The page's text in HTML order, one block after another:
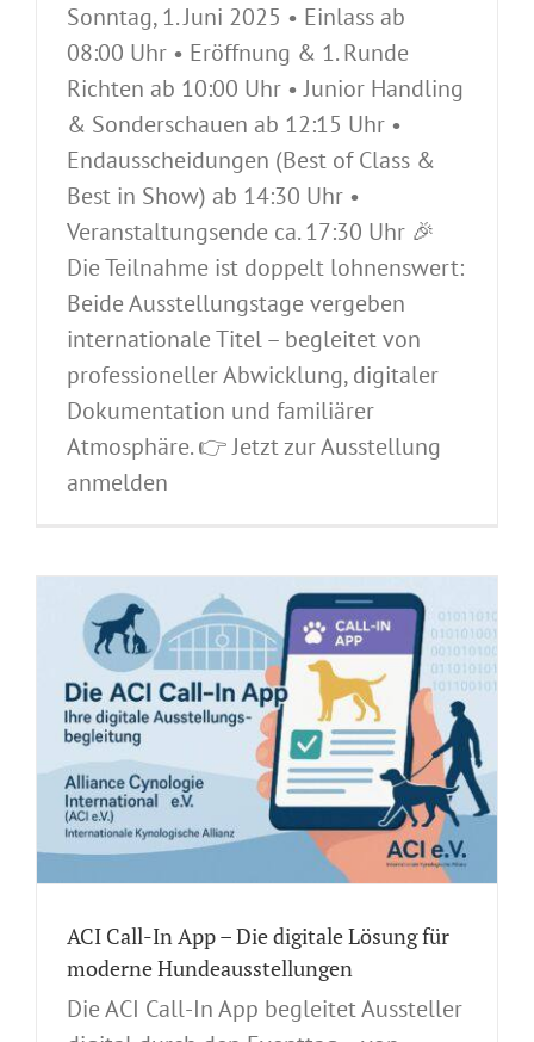
Sonntag, 1. Juni 2025 • Einlass ab
08:00 Uhr • Eröffnung & 1. Runde
Richten ab 10:00 Uhr • Junior Handling
& Sonderschauen ab 12:15 Uhr •
Endausscheidungen (Best of Class &
Best in Show) ab 14:30 Uhr •
Veranstaltungsende ca. 17:30 Uhr 🎉
Die Teilnahme ist doppelt lohnenswert:
Beide Ausstellungstage vergeben
internationale Titel – begleitet von
professioneller Abwicklung, digitaler
Dokumentation und familiärer
Atmosphäre. 👉 Jetzt zur Ausstellung
anmelden
ACI Call-In App – Die digitale Lösung für
moderne Hundeausstellungen
Die ACI Call-In App begleitet Aussteller